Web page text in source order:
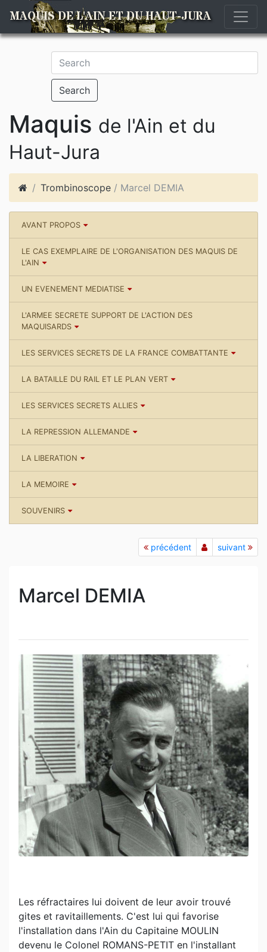
MAQUIS DE L'AIN ET DU HAUT-JURA
Search
Maquis de l'Ain et du
Haut-Jura
Trombinoscope / Marcel DEMIA
AVANT PROPOS
LE CAS EXEMPLAIRE DE L'ORGANISATION DES MAQUIS DE
L'AIN
UN EVENEMENT MEDIATISE
L'ARMEE SECRETE SUPPORT DE L'ACTION DES
MAQUISARDS
LES SERVICES SECRETS DE LA FRANCE COMBATTANTE
LA BATAILLE DU RAIL ET LE PLAN VERT
LES SERVICES SECRETS ALLIES
LA REPRESSION ALLEMANDE
LA LIBERATION
LA MEMOIRE
SOUVENIRS
précédent suivant
Marcel DEMIA
Les réfractaires lui doivent de leur avoir trouvé
gites et ravitaillements. C'est lui qui favorise
l'installation dans l'Ain du Capitaine MOULIN
devenu le Colonel ROMANS-PETIT en l'installant